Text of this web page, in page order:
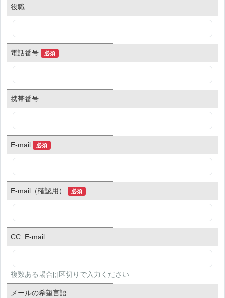
役職
電話番号 必須
携帯番号
E-mail 必須
E-mail（確認用） 必須
CC. E-mail
複数ある場合[;]区切りで入力ください
メールの希望言語